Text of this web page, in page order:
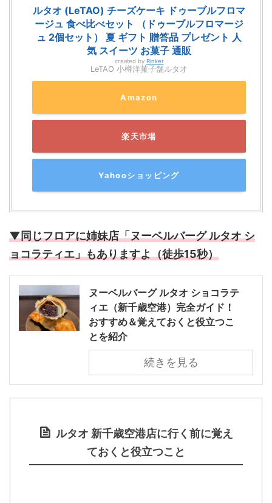
ルタオ (LeTAO) チーズケーキ ドゥーブルフロマ
ージュ 食べ比べセット （ドゥーブルフロマージ
ュ 2個セット） 夏 ギフト 贈答品 プレゼント 人
気 スイーツ お菓子 通販
created by Rinker
LeTAO 小樽洋菓子舗ルタオ
Amazon
楽天市場
Yahooショッピング
▼同じフロアに姉妹店「ヌーベルバーグ ルタオ シ
ョコラティエ」もありますよ（徒歩15秒）
ヌーベルバーグ ルタオ ショコラテ
ィエ（新千歳空港）完全ガイド！
おすすめ＆覚えておくと役立つこ
とを紹介
続きを見る
ルタオ 新千歳空港店に行く前に覚え
ておくと役立つこと